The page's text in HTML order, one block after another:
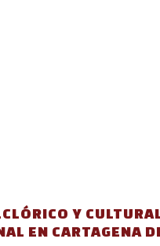
Y
EN CARTAGENA